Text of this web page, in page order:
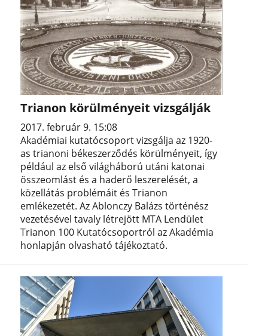
Trianon körülményeit vizsgálják
2017. február 9. 15:08
Akadémiai kutatócsoport vizsgálja az 1920-
as trianoni békeszerződés körülményeit, így
például az első világháború utáni katonai
összeomlást és a haderő leszerelését, a
közellátás problémáit és Trianon
emlékezetét. Az Ablonczy Balázs történész
vezetésével tavaly létrejött MTA Lendület
Trianon 100 Kutatócsoportról az Akadémia
honlapján olvasható tájékoztató.